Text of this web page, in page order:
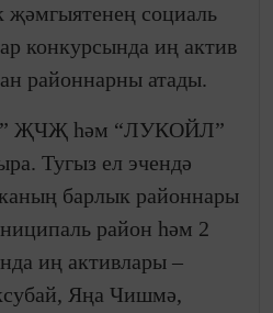
җәмгыятенең социаль
конкурсында иң актив
районнарны атады.
ҖЧҖ һәм “ЛУКОЙЛ”
Тугыз ел эчендә
барлык районнары
район һәм 2
иң активлары –
Яңа Чишмә,